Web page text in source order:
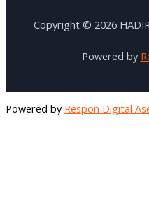
Copyright © 2026
Powered by
Powered by Respon Digital